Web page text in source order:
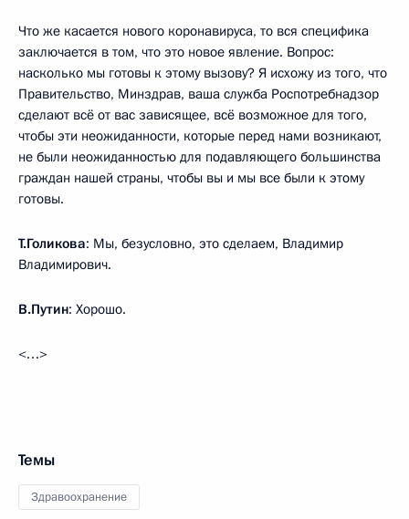
Что же касается нового коронавируса, то вся специфика
заключается в том, что это новое явление. Вопрос:
насколько мы готовы к этому вызову? Я исхожу из того, что
Правительство, Минздрав, ваша служба Роспотребнадзор
сделают всё от вас зависящее, всё возможное для того,
чтобы эти неожиданности, которые перед нами возникают,
не были неожиданностью для подавляющего большинства
граждан нашей страны, чтобы вы и мы все были к этому
готовы.
Т.Голикова: Мы, безусловно, это сделаем, Владимир
Владимирович.
В.Путин: Хорошо.
<…>
Темы
Здравоохранение